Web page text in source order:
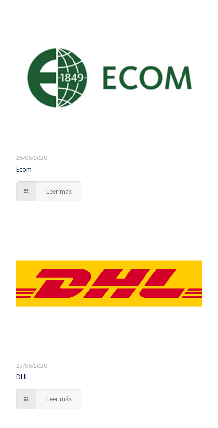
26/08/2020
Ecom
Leer más
25/08/2020
DHL
Leer más